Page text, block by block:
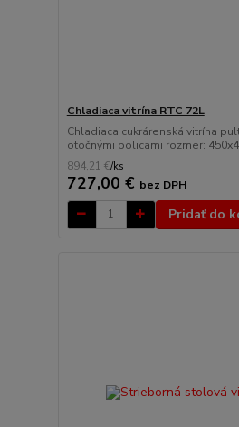
Chladiaca vitrína RTC 72L
Chladiaca cukrárenská vitrína
otočnými policami rozmer:
894,21 €/ks
727,00 € bez DPH
Pridať do